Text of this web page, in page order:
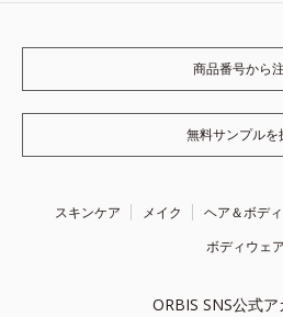
商品番号から
無料サンプルを
スキンケア メイク ヘア＆ボディ
ボディウェア
ORBIS SNS公式ア